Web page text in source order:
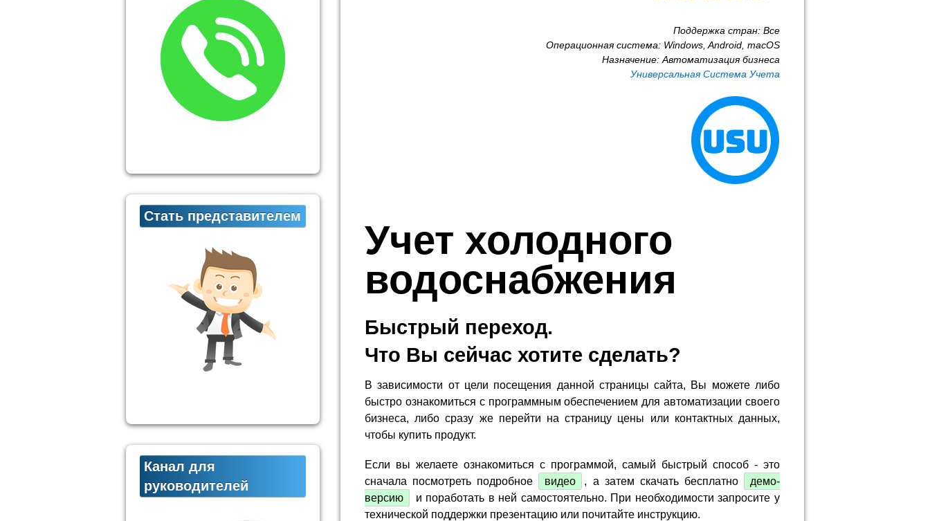
Поддержка стран: Все
Операционная система: Windows, Android, macOS
Назначение: Автоматизация бизнеса
Универсальная Система Учета
Учет холодного
водоснабжения
Быстрый переход.
Что Вы сейчас хотите сделать?
В зависимости от цели посещения данной страницы сайта, Вы можете либо
быстро ознакомиться с программным обеспечением для автоматизации своего
бизнеса, либо сразу же перейти на страницу цены или контактных данных,
чтобы купить продукт.
Если вы желаете ознакомиться с программой, самый быстрый способ - это
сначала посмотреть подробное
видео , а затем скачать бесплатно
демо-
версию
и поработать в ней самостоятельно. При необходимости запросите у
технической поддержки презентацию или почитайте инструкцию.
Стать представителем
Канал для
руководителей